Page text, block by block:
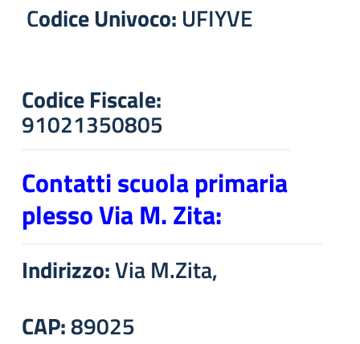
Codice Univoco: UFIYVE
Codice Fiscale:
91021350805
Contatti scuola primaria
plesso Via M. Zita:
Indirizzo:Via M.Zita,
CAP:89025